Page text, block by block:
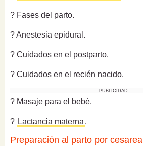
? Fases del parto.
? Anestesia epidural.
? Cuidados en el postparto.
? Cuidados en el recién nacido.
PUBLICIDAD
? Masaje para el bebé.
? Lactancia materna .
Preparación al parto por cesarea